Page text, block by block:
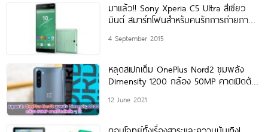
มาแล้ว!! Sony Xperia C5 Ultra สีเขียว
มินต์ สมาร์ทโฟนสำหรับคนรักการถ่ายภาพ
4 September 2015
หลุดสเปกเต็ม OnePlus Nord2 ขุมพลัง
Dimensity 1200 กล้อง 50MP คาดเปิดตัว
12 June 2021